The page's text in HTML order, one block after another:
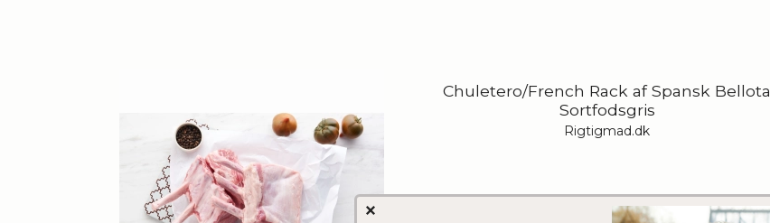
Chuletero/French Rack af Spansk Bellota
Sortfodsgris
Rigtigmad.dk